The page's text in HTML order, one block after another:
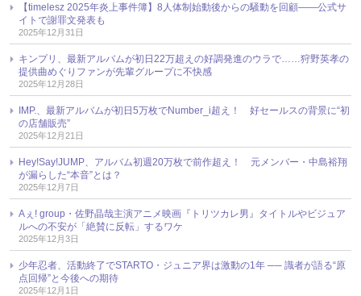
【timelesz 2025年炎上事件簿】8人体制始動後からの騒動を回顧――公式サ
イトで謝罪文発表も
2025年12月31日
キンプリ、最新アルバムが初日22万超えの好調発進のウラで……狩野英孝の
提供曲めぐりファンが先輩グループに不快感
2025年12月28日
IMP.、最新アルバムが初日5万枚でNumber_i超え！ 好セールスの背景に“初
の店舗販売”
2025年12月21日
Hey!Say!JUMP、アルバム初週20万枚で前作超え！ 元メンバー・中島裕翔
が漏らした“本音”とは？
2025年12月7日
Aぇ! group・佐野晶哉主演アニメ映画『トリツカレ男』タイトルやビジュア
ルへの不安が「絶賛に反転」するワケ
2025年12月3日
少年忍者、活動終了でSTARTO・ジュニア界は激動の1年 ── 識者が語る“原
点回帰”と今後への期待
2025年12月1日